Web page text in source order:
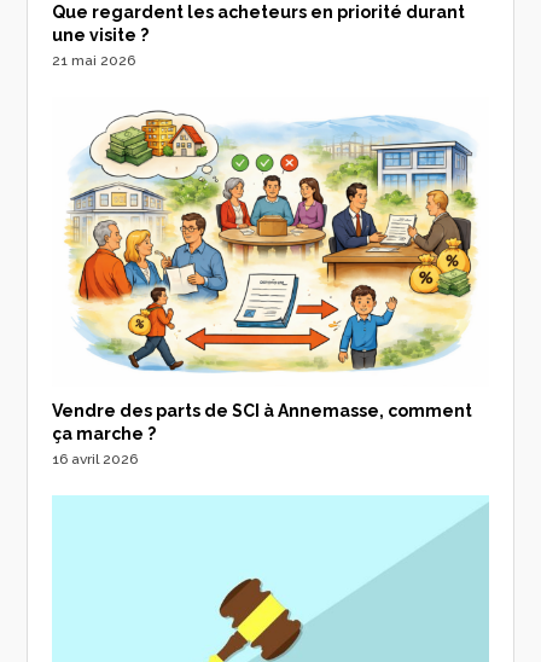
Que regardent les acheteurs en priorité durant
une visite ?
21 mai 2026
Vendre des parts de SCI à Annemasse, comment
ça marche ?
16 avril 2026